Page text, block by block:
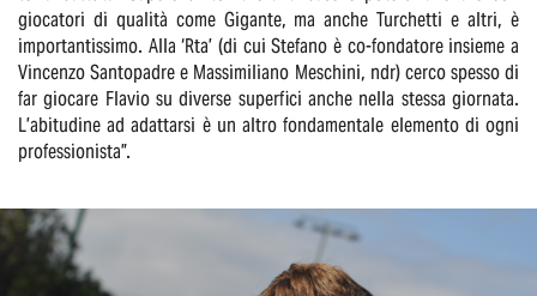
giocatori di qualità come Gigante, ma anche Turchetti e altri, è
importantissimo. Alla ‘Rta’ (di cui Stefano è co-fondatore insieme a
Vincenzo Santopadre e Massimiliano Meschini, ndr) cerco spesso di
far giocare Flavio su diverse superfici anche nella stessa giornata.
L’abitudine ad adattarsi è un altro fondamentale elemento di ogni
professionista”.